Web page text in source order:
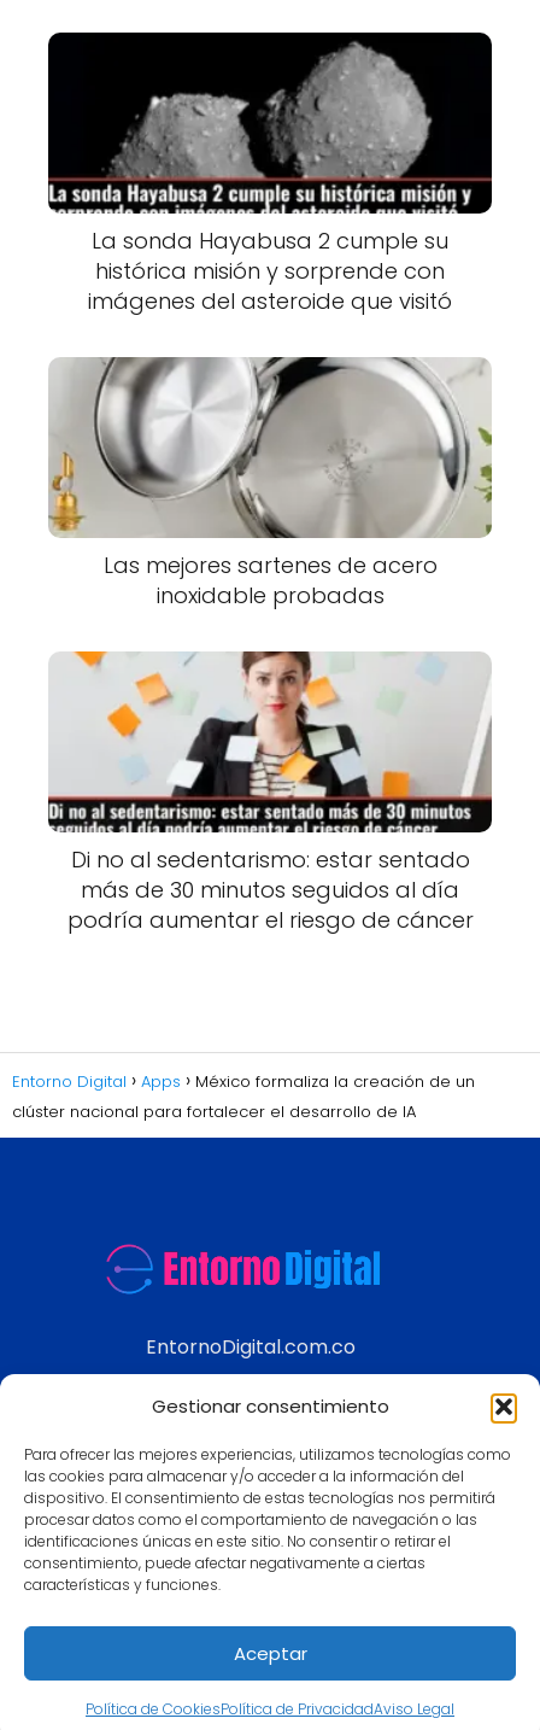
Gestionar consentimiento
Para ofrecer las mejores experiencias, utilizamos tecnologías como
las cookies para almacenar y/o acceder a la información del
dispositivo. El consentimiento de estas tecnologías nos permitirá
procesar datos como el comportamiento de navegación o las
identificaciones únicas en este sitio. No consentir o retirar el
consentimiento, puede afectar negativamente a ciertas
características y funciones.
Aceptar
Política de CookiesPolítica de PrivacidadAviso Legal
La sonda Hayabusa 2 cumple su
histórica misión y sorprende con
imágenes del asteroide que visitó
Las mejores sartenes de acero
inoxidable probadas
Di no al sedentarismo: estar sentado
más de 30 minutos seguidos al día
podría aumentar el riesgo de cáncer
Entorno Digital Apps
México formaliza la creación de un
clúster nacional para fortalecer el desarrollo de IA
EntornoDigital.com.co
modernos
Aviso legal
Política de Privacidad
Política de Cookies
Contacto